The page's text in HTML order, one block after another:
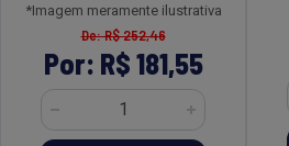
*Imagem meramente ilustrativa
De: R$ 252,46
Por: R$ 181,55